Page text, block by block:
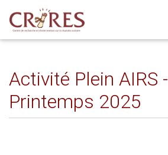
Activité Plein AIRS -
Printemps 2025